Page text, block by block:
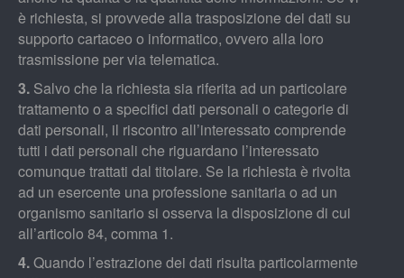
è richiesta, si provvede alla trasposizione dei dati su
supporto cartaceo o informatico, ovvero alla loro
trasmissione per via telematica.
3. Salvo che la richiesta sia riferita ad un particolare
trattamento o a specifici dati personali o categorie di
dati personali, il riscontro all’interessato comprende
tutti i dati personali che riguardano l’interessato
comunque trattati dal titolare. Se la richiesta è rivolta
ad un esercente una professione sanitaria o ad un
organismo sanitario si osserva la disposizione di cui
all’articolo 84, comma 1.
4.Quando l’estrazione dei dati risulta particolarmente